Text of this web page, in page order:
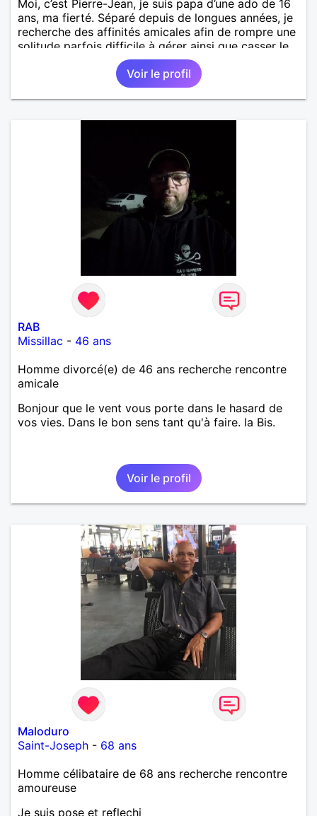
Moi, c’est Pierre-Jean, je suis papa d’une ado de 16
ans, ma fierté. Séparé depuis de longues années, je
recherche des affinités amicales afin de rompre une
solitude parfois difficile à gérer ainsi que casser le
vague à l’âme. L’amitié reste extrêmement
importante à mes yeux mais peut se décliner en des
sentiments plus puissants. « Le temps fera son
œuvre » disait Arthur Schopenhauer, philosophe
bienveillant, empathique, attentionné, honnête,
respectueux, doux de caractère et compréhensif : je
laisse « glisser » beaucoup de choses. Mais ne vous
m’éprenez pas Mesdames, si une personne que
j’aime me trahit une fois, il n’y aura pas de seconde
chance et je l’effacerai à « vitam eternam ».
Néanmoins, je suis un tout petit peu maniaque ainsi
qu’impatient. J’essaye de faire des efforts. Rien de
bien dramatique ! Du moins je le pense……Je suis un
homme facile à vivre. À vous si vous le souhaitez,
d’apprendre à me connaître davantage. J’en serai
ravi….A très bientôt je l’espère.
Voir le profil
RAB
Missillac - 46 ans
Homme divorcé(e) de 46 ans recherche rencontre
amicale
Bonjour que le vent vous porte dans le hasard de
vos vies. Dans le bon sens tant qu'à faire. la Bis.
Voir le profil
Maloduro
Saint-Joseph - 68 ans
Homme célibataire de 68 ans recherche rencontre
amoureuse
Je suis pose et reflechi